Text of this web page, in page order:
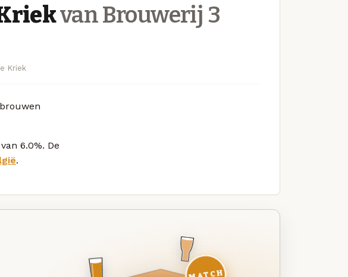
van Brouwerij 3
Kriek
6.0%. De
.